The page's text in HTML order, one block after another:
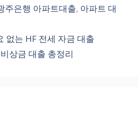
주은행 아파트대출, 아파트 대
없는 HF 전세 자금 대출
상금 대출 총정리